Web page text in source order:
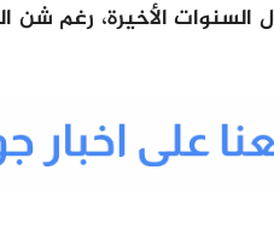
السنوات الأخيرة، رغم